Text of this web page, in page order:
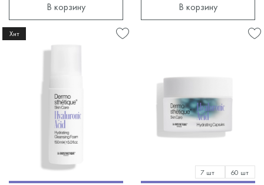
В корзину В корзину
Хит
7 шт 60 шт